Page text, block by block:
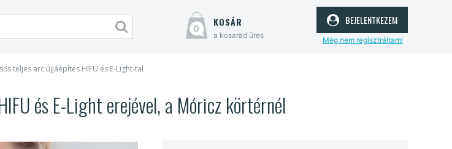
0 kosár
a kosarad üres
bejelentkezem
Még nem regisztráltam!
teljes arc újjáépítés HIFU és E-Light-tal
és E-Light erejével, a Móricz körtérnél